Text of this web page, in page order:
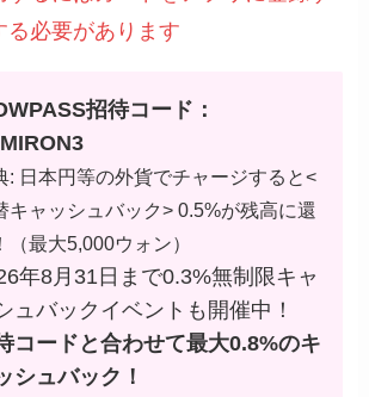
る必要があります
招待コード：
: 日本円等の外貨でチャージすると<
キャッシュバック> 0.5%が残高に還
（最大5,000ウォン）
年8月31日まで0.3%無制限キャ
ュバックイベントも開催中！
コードと合わせて最大0.8%のキ
シュバック！